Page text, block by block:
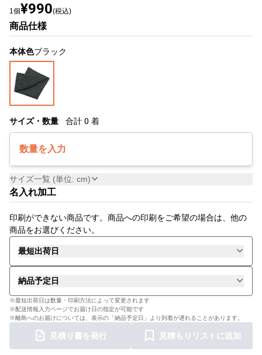
1個¥990(税込)
商品仕様
本体色ブラック
サイズ・数量 合計 0 着
数量を入力
サイズ一覧 (単位: cm)
名入れ加工
印刷ができない商品です。商品への印刷をご希望の場合は、他の
商品をお選びください。
最短出荷日
納品予定日
※最短出荷日は数量・印刷方法によって変更されます
※配送情報入力ページでお届け日の指定が可能です
※離島へのお届けについては、表示の「納品予定日」より到着が遅れることがあります。
見積り書を発行 見積もりリストに追加